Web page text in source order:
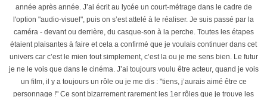
année après année. J’ai écrit au lycée un court-métrage dans le cadre de
l'option "audio-visuel", puis on s’est attelé à le réaliser. Je suis passé par la
caméra - devant ou derrière, du casque-son à la perche. Toutes les étapes
étaient plaisantes à faire et cela a confirmé que je voulais continuer dans cet
univers car c’est le mien tout simplement, c’est la ou je me sens bien. Le futur
je ne le vois que dans le cinéma. J’ai toujours voulu être acteur, quand je vois
un film, il y a toujours un rôle ou je me dis : "tiens, j’aurais aimé être ce
personnage !" Ce sont bizarrement rarement les 1er rôles que je trouve les